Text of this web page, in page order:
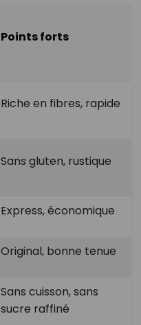
Points forts
Riche en fibres, rapide
Sans gluten, rustique
Express, économique
Original, bonne tenue
Sans cuisson, sans
sucre raffiné